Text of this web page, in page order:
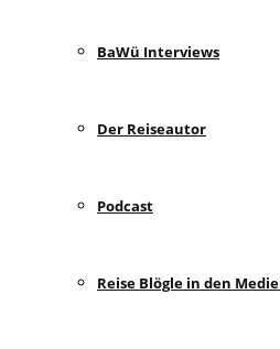
BaWü Interviews
Der Reiseautor
Podcast
Reise Blögle in den